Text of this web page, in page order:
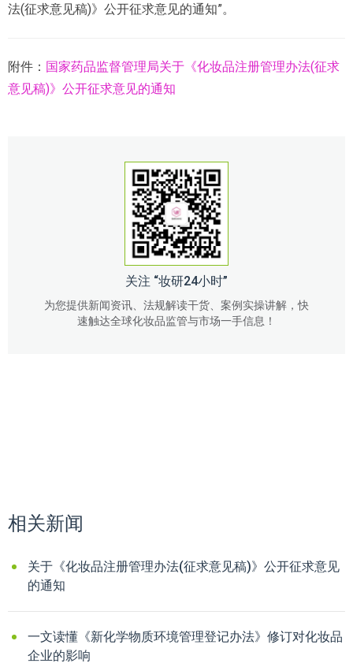
法(征求意见稿)》公开征求意见的通知”。
附件： 国家药品监督管理局关于《化妆品注册管理办法(征求
意见稿)》公开征求意见的通知
关注 “妆研24小时”
为您提供新闻资讯、法规解读干货、案例实操讲解，快
速触达全球化妆品监管与市场一手信息！
相关新闻
关于《化妆品注册管理办法(征求意见稿)》公开征求意见
的通知
一文读懂《新化学物质环境管理登记办法》修订对化妆品
企业的影响